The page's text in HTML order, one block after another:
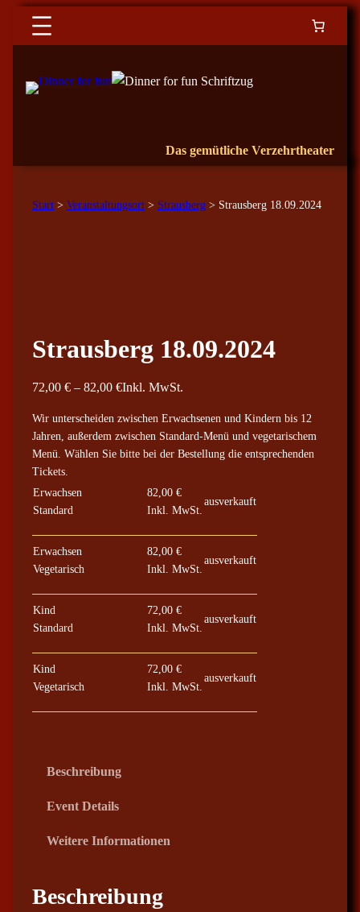
Das gemütliche Verzehrtheater
Start > Veranstaltungsort > Strausberg > Strausberg 18.09.2024
Strausberg 18.09.2024
72,00 € – 82,00 €P
e
0
2
0
Inkl. MwSt.
Wir unterscheiden zwischen Erwachsenen und Kindern bis 12
Jahren, außerdem zwischen Standard-Menü und vegetarischem
Menü. Wählen Sie bitte bei der Bestellung die entsprechenden
Tickets.
Erwachsen
Standard
82,00 €
Inkl. MwSt.
ausverkauft
Erwachsen
Vegetarisch
82,00 €
Inkl. MwSt.
ausverkauft
Kind
Standard
72,00 €
Inkl. MwSt.
ausverkauft
Kind
Vegetarisch
72,00 €
Inkl. MwSt.
ausverkauft
Beschreibung
Event Details
Weitere Informationen
Beschreibung